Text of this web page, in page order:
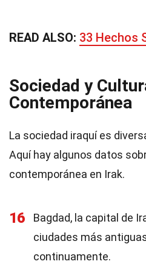
READ ALSO: 33 Hechos
Sociedad y
Contemporánea
La sociedad iraquí es
Aquí hay algunos datos
contemporánea en Irak.
16
Bagdad, la capital de
ciudades más
continuamente.